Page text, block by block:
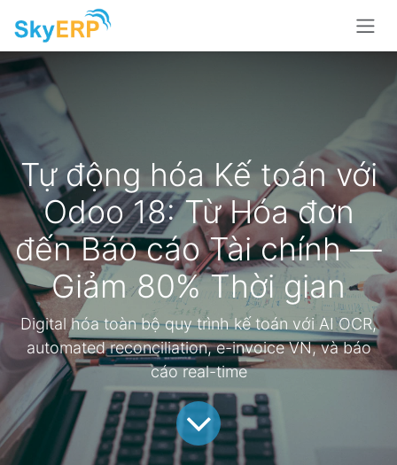
Skip to Content
Tự động hóa Kế toán với
Odoo 18: Từ Hóa đơn
đến Báo cáo Tài chính —
Giảm 80% Thời gian
Digital hóa toàn bộ quy trình kế toán với AI OCR,
automated reconciliation, e-invoice VN, và báo
cáo real-time